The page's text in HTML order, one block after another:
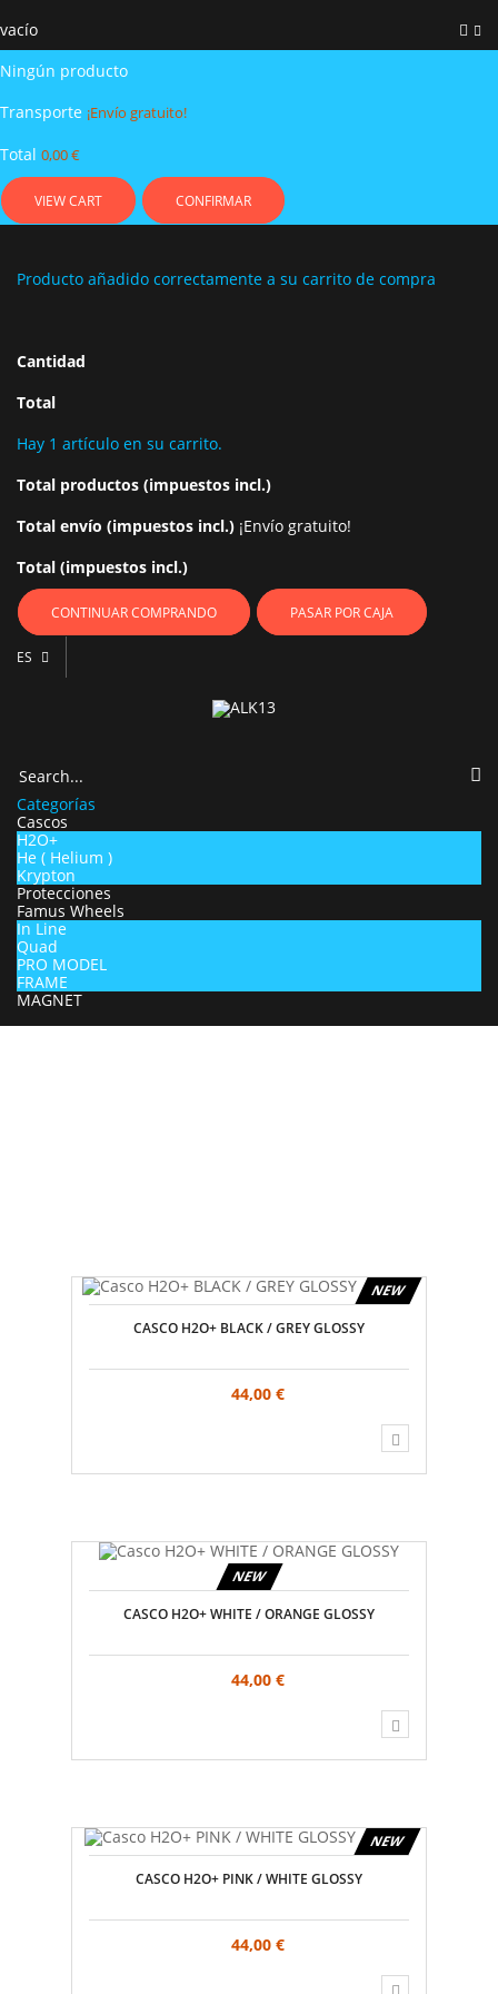
vacío
Ningún producto
Transporte ¡Envío gratuito!
Total 0,00 €
VIEW CART CONFIRMAR
Producto añadido correctamente a su carrito de compra
Cantidad
Total
Hay 1 artículo en su carrito.
Total productos (impuestos incl.)
Total envío (impuestos incl.) ¡Envío gratuito!
Total (impuestos incl.)
CONTINUAR COMPRANDO PASAR POR CAJA
ES
Categorías
Cascos
H2O+
He ( Helium )
Krypton
Protecciones
Famus Wheels
In Line
Quad
PRO MODEL
FRAME
MAGNET
NEW
CASCO H2O+ BLACK / GREY GLOSSY
44,00 €
NEW
CASCO H2O+ WHITE / ORANGE GLOSSY
44,00 €
NEW
CASCO H2O+ PINK / WHITE GLOSSY
44,00 €